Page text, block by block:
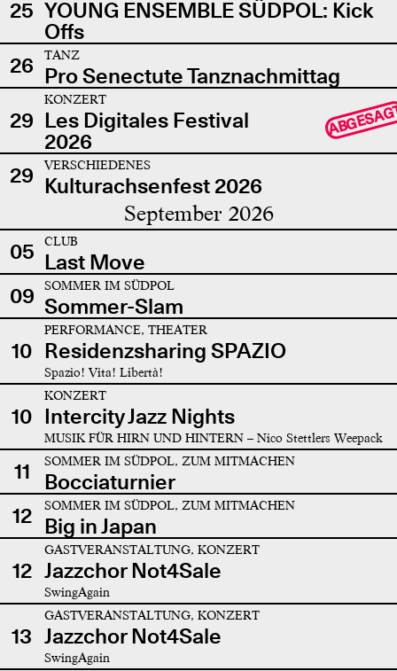
25 YOUNG ENSEMBLE SÜDPOL: Kick
Offs
26
TANZ
Pro Senectute Tanznachmittag
29
KONZERT
Les Digitales Festival
2026
29 VERSCHIEDENES
Kulturachsenfest 2026
September 2026
05 CLUB
Last Move
09
SOMMER IM SÜDPOL
Sommer-Slam
10
PERFORMANCE, THEATER
Residenzsharing SPAZIO
Spazio! Vita! Libertà!
10
KONZERT
Intercity Jazz Nights
MUSIK FÜR HIRN UND HINTERN – Nico Stettlers Weepack
11 SOMMER IM SÜDPOL, ZUM MITMACHEN
Bocciaturnier
12
SOMMER IM SÜDPOL, ZUM MITMACHEN
Big in Japan
12
GASTVERANSTALTUNG, KONZERT
Jazzchor Not4Sale
SwingAgain
13
GASTVERANSTALTUNG, KONZERT
Jazzchor Not4Sale
SwingAgain